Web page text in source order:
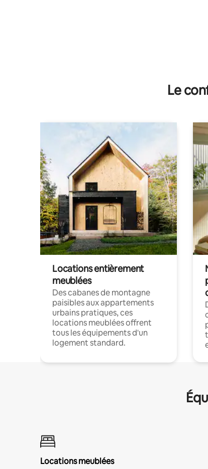
Le
Locations entièrement
meublées
Des cabanes de montagne
paisibles aux appartements
urbains pratiques, ces
locations meublées offrent
tous les équipements d'un
logement standard.
Locations meublées